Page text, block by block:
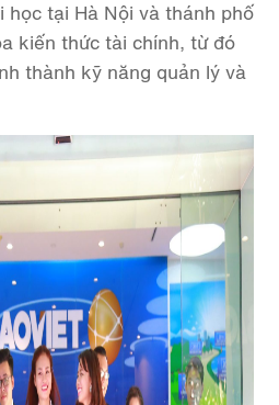
học tại Hà Nội và thánh phố
kiến thức tài chính, từ đó
thành kỹ năng quản lý và